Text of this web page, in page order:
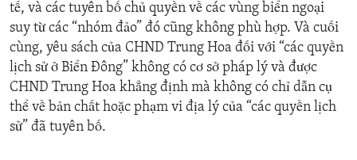
tế, và các tuyên bố chủ quyền về các vùng biển ngoại
suy từ các “nhóm đảo” đó cũng không phù hợp. Và cuối
cùng, yêu sách của CHND Trung Hoa đối với “các quyền
lịch sử ở Biển Đông” không có cơ sở pháp lý và được
CHND Trung Hoa khẳng định mà không có chỉ dẫn cụ
thể về bản chất hoặc phạm vi địa lý của “các quyền lịch
sử” đã tuyên bố.